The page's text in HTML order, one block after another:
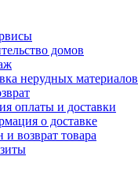
домов
нерудных материалов
оплаты и доставки
о доставке
возврат товара